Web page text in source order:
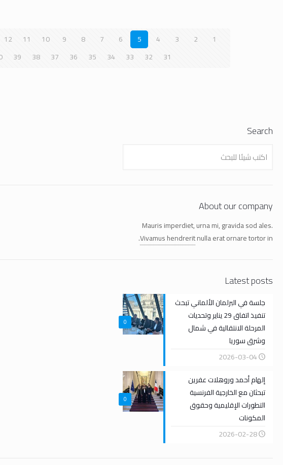
1
2
3
4
5
6
7
8
9
10
11
12
31
32
33
34
35
36
37
38
39
Search
About our company
Mauris imperdiet, urna mi, gravida sod ales.
Vivamus hendreritnulla erat ornare tortor in.
Latest posts
0
جلسة في البرلمان الألماني تبحث
تنفيذ اتفاق 29 يناير وتحديات
المرحلة الانتقالية في شمال
وشرق سوريا
2026-03-04
0
إلهام أحمد وروهلات عفرين
تبحثان مع الخارجية الفرنسية
التطورات الإقليمية وحقوق
المكونات
2026-02-28